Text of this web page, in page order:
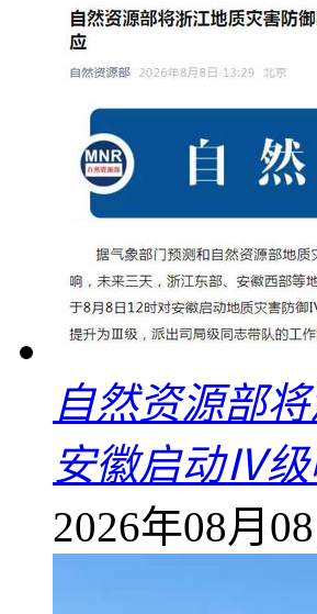
自然资源部
安徽启动Ⅳ级
2026年08月